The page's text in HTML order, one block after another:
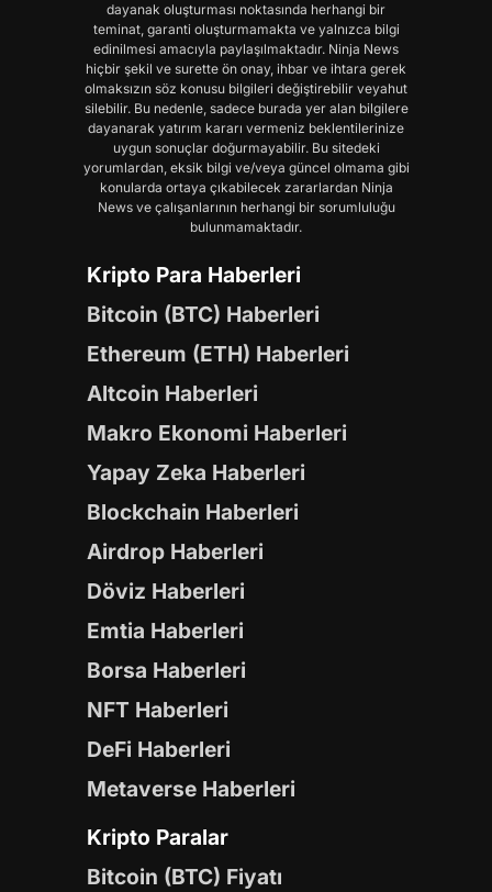
dayanak oluşturması noktasında herhangi bir
teminat, garanti oluşturmamakta ve yalnızca bilgi
edinilmesi amacıyla paylaşılmaktadır. Ninja News
hiçbir şekil ve surette ön onay, ihbar ve ihtara gerek
olmaksızın söz konusu bilgileri değiştirebilir veyahut
silebilir. Bu nedenle, sadece burada yer alan bilgilere
dayanarak yatırım kararı vermeniz beklentilerinize
uygun sonuçlar doğurmayabilir. Bu sitedeki
yorumlardan, eksik bilgi ve/veya güncel olmama gibi
konularda ortaya çıkabilecek zararlardan Ninja
News ve çalışanlarının herhangi bir sorumluluğu
bulunmamaktadır.
Kripto Para Haberleri
Bitcoin (BTC) Haberleri
Ethereum (ETH) Haberleri
Altcoin Haberleri
Makro Ekonomi Haberleri
Yapay Zeka Haberleri
Blockchain Haberleri
Airdrop Haberleri
Döviz Haberleri
Emtia Haberleri
Borsa Haberleri
NFT Haberleri
DeFi Haberleri
Metaverse Haberleri
Kripto Paralar
Bitcoin (BTC) Fiyatı